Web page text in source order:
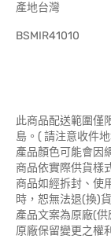
產地台灣
BSMIR41010
此商品配送範圍僅
島。( 請注意收件
產品顏色可能會因
商品依實際供貨樣
商品如經拆封、使
時，恕無法退(換)貨
產品文案為原廠(供
原廠保留變更之權